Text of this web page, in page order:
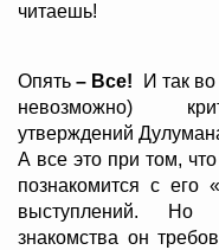
читаешь!
Опять– Все! И так
невозможно)
утверждений
А все это при том,
познакомится с его
выступлений. Но
знакомства он